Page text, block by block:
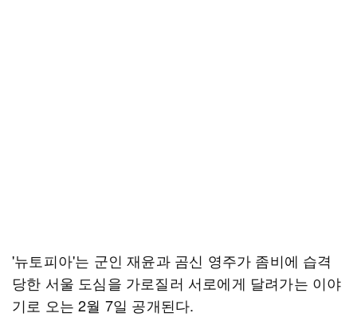
'뉴토피아'는 군인 재윤과 곰신 영주가 좀비에 습격
당한 서울 도심을 가로질러 서로에게 달려가는 이야
기로 오는 2월 7일 공개된다.